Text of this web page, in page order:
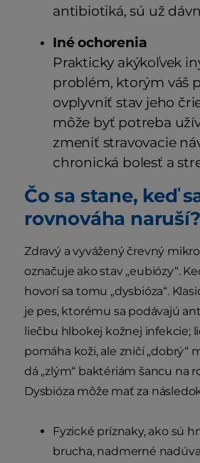
antibiotiká, sú už
Iné ochorenia
Prakticky akýkoľvek
problém, ktorým váš
ovplyvniť stav jeho
môže byť potreba
zmeniť stravovacie
chronická bolesť a
Čo sa stane, keď
rovnováha naruší?
Zdravý a vyvážený črevný
označuje ako stav „eubiózy“.
hovorí sa tomu „dysbióza“.
je pes, ktorému sa podávajú
liečbu hlbokej kožnej infekcie;
pomáha koži, ale zničí „dobrý“
dá „zlým“ baktériám šancu na
Dysbióza môže mať za
Fyzické príznaky, ako sú
brucha, nadmerné